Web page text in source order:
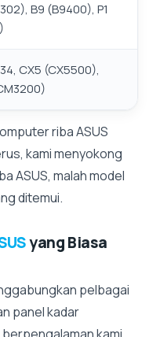
B9 (B9400), P1
CX5 (CX5500),
riba ASUS
kami menyokong
ASUS, malah model
ditemui.
yang Biasa
pelbagai
panel kadar